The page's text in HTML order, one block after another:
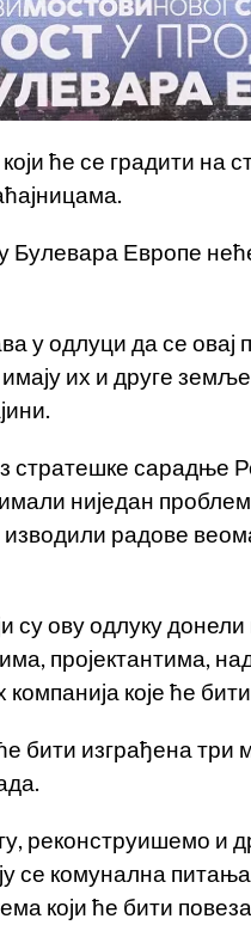
ће се градити на
Булевара Европе
у одлуци да се овај
их и друге
стратешке сарадње
ниједан
радове
су ову одлуку донели
пројектантима,
које ће
изграђена три
реконструишемо и
се комунална
који ће бити